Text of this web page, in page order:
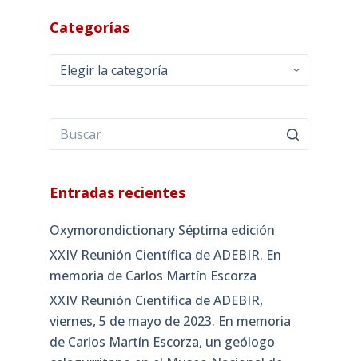
Categorías
Categorías
Entradas recientes
Oxymorondictionary Séptima edición
XXIV Reunión Científica de ADEBIR. En
memoria de Carlos Martín Escorza
XXIV Reunión Científica de ADEBIR,
viernes, 5 de mayo de 2023. En memoria
de Carlos Martín Escorza, un geólogo